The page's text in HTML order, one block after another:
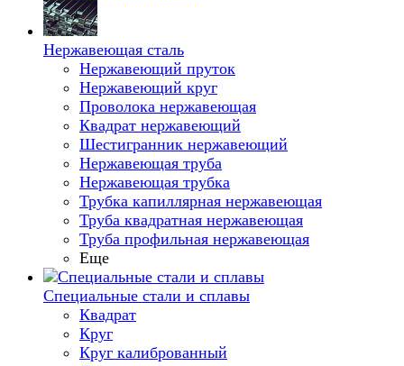
Нержавеющая сталь
Нержавеющий пруток
Нержавеющий круг
Проволока нержавеющая
Квадрат нержавеющий
Шестигранник нержавеющий
Нержавеющая труба
Нержавеющая трубка
Трубка капиллярная нержавеющая
Труба квадратная нержавеющая
Труба профильная нержавеющая
Еще
Специальные стали и сплавы
Квадрат
Круг
Круг калиброванный